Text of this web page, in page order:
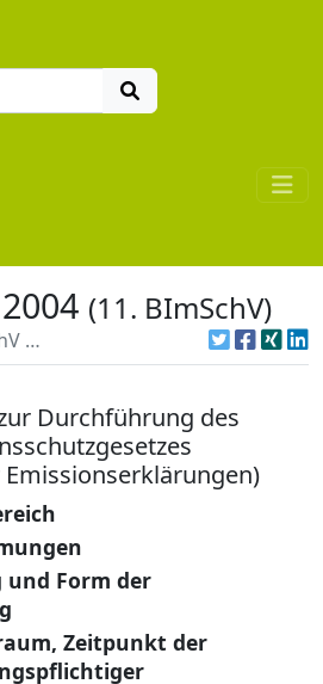
(11. BImSchV)
Durchführung des
Form der
Zeitpunkt der